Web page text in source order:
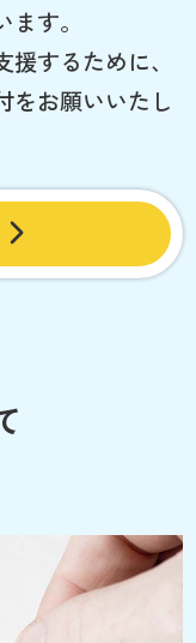
す。
するために、
をお願いいたし